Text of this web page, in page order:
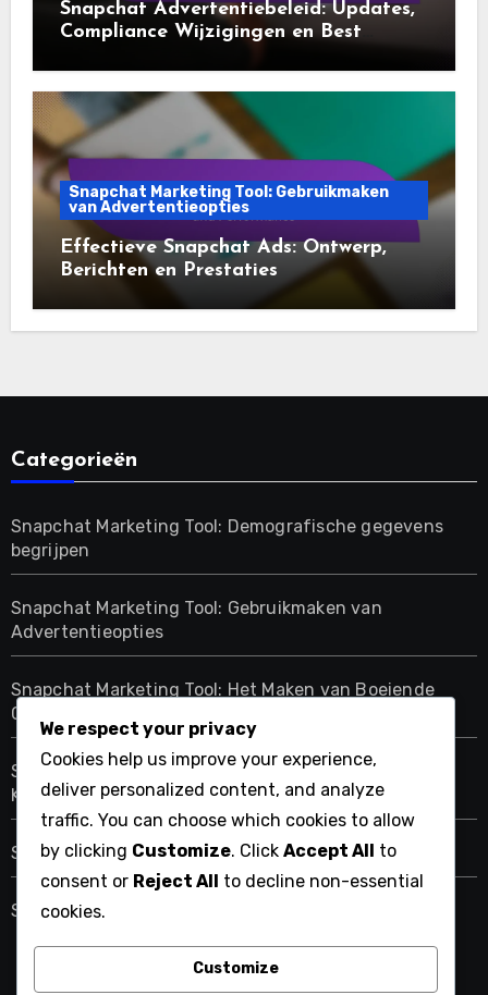
Snapchat Advertentiebeleid: Updates,
Compliance Wijzigingen en Best
Snapchat Marketing Tool: Gebruikmaken
van Advertentieopties
Effectieve Snapchat Ads: Ontwerp,
Berichten en Prestaties
Categorieën
Snapchat Marketing Tool: Demografische gegevens
begrijpen
Snapchat Marketing Tool: Gebruikmaken van
Advertentieopties
Snapchat Marketing Tool: Het Maken van Boeiende
Content
Snapchat Marketing Tool: Integratie met Andere
Kanalen
Snapchat Marketing Tool: Prestatie Analyseren
Snapchat Marketing Tool: Voldoen aan Beleid
We respect your privacy
Cookies help us improve your experience,
deliver personalized content, and analyze
traffic. You can choose which cookies to allow
by clicking Customize. Click Accept All to
consent or Reject All to decline non-essential
cookies.
Customize